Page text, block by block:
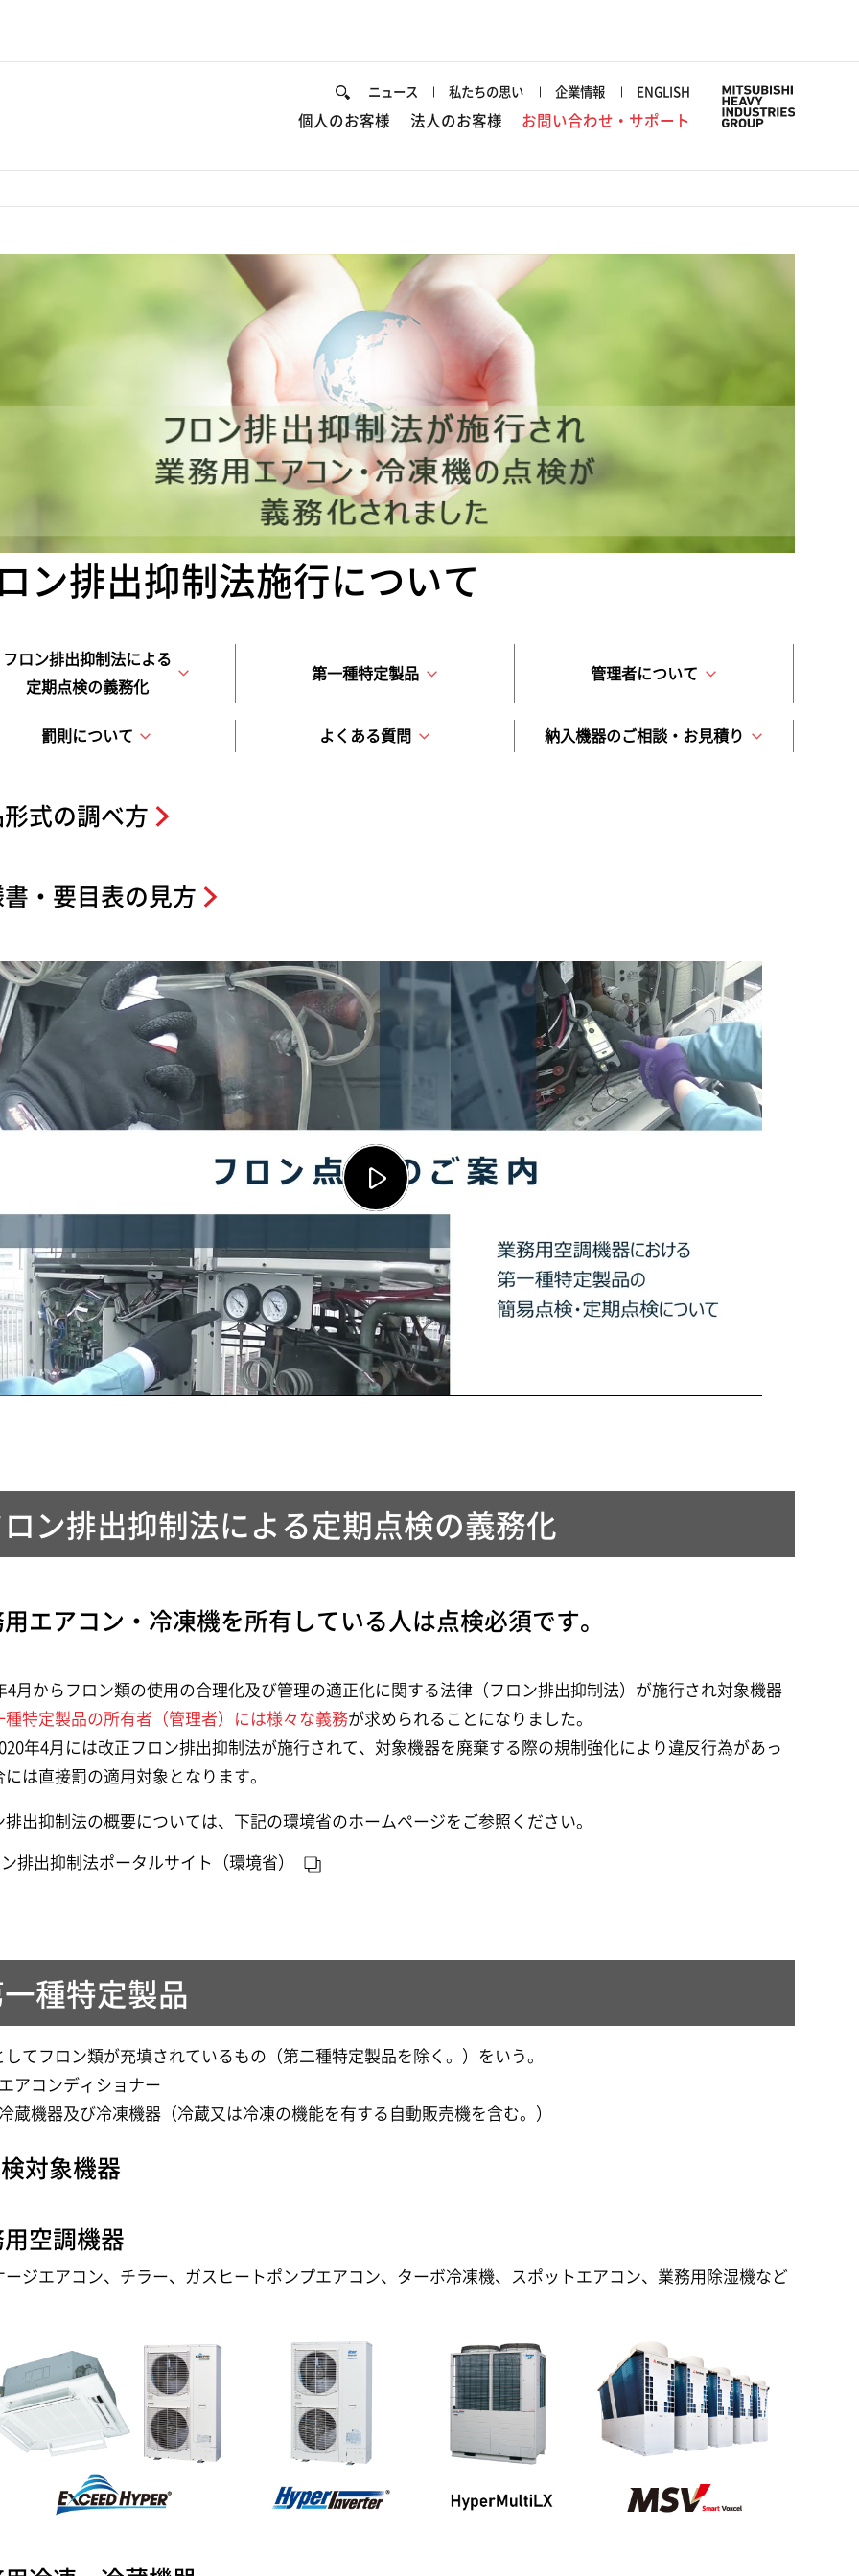
ニュース 私たちの思い 企業情報 ENGLISH
個人のお客様 法人のお客様 お問い合わせ・サポート
ン排出抑制法施行について
フロン排出抑制法による
定期点検の義務化
第一種特定製品 管理者について
罰則について よくある質問 納入機器のご相談・お見積り
式の調べ方
・要目表の見方
ン排出抑制法による定期点検の義務化
エアコン・冷凍機を所有している人は点検必須です。
4月からフロン類の使用の合理化及び管理の適正化に関する法律（フロン排出抑制法）が施行され対象機器
種特定製品の所有者（管理者）には様々な義務が求められることになりました。
年4月には改正フロン排出抑制法が施行されて、対象機器を廃棄する際の規制強化により違反行為があっ
には直接罰の適用対象となります。
排出抑制法の概要については、下記の環境省のホームページをご参照ください。
排出抑制法ポータルサイト（環境省）
種特定製品
してフロン類が充填されているもの（第二種特定製品を除く。）をいう。
アコンディショナー
蔵機器及び冷凍機器（冷蔵又は冷凍の機能を有する自動販売機を含む。）
対象機器
空調機器
ージエアコン、チラー、ガスヒートポンプエアコン、ターボ冷凍機、スポットエアコン、業務用除湿機など